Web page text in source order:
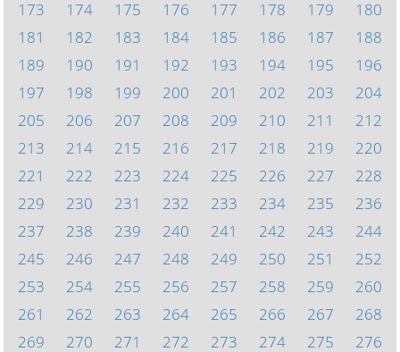
173
174 175 176 177 178 179
180
181
182 183 184 185 186 187
188
189
190 191 192 193 194 195
196
197
198 199 200 201 202 203
204
205
206 207 208 209 210 211
212
213
214 215 216 217 218 219
220
221
222 223 224 225 226 227
228
229
230 231 232 233 234 235
236
237
238 239 240 241 242 243
244
245
246 247 248 249 250 251
252
253
254 255 256 257 258 259
260
261
262 263 264 265 266 267
268
269
270 271 272 273 274 275
276